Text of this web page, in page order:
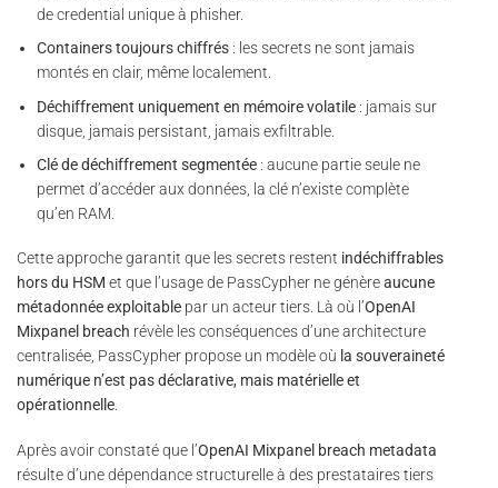
de credential unique à phisher.
Containers toujours chiffrés : les secrets ne sont jamais
montés en clair, même localement.
Déchiffrement uniquement en mémoire volatile : jamais sur
disque, jamais persistant, jamais exfiltrable.
Clé de déchiffrement segmentée : aucune partie seule ne
permet d’accéder aux données, la clé n’existe complète
qu’en RAM.
Cette approche garantit que les secrets restent indéchiffrables
hors du HSM et que l’usage de PassCypher ne génèreaucune
métadonnée exploitable par un acteur tiers. Là où l’OpenAI
Mixpanel breach révèle les conséquences d’une architecture
centralisée, PassCypher propose un modèle où la souveraineté
numérique n’est pas déclarative, mais matérielle et
opérationnelle.
Après avoir constaté que l’OpenAI Mixpanel breach metadata
résulte d’une dépendance structurelle à des prestataires tiers